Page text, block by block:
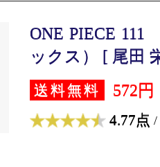
ONE PIECE
ックス） [ 尾田
送料無料 572円
4.77点 /